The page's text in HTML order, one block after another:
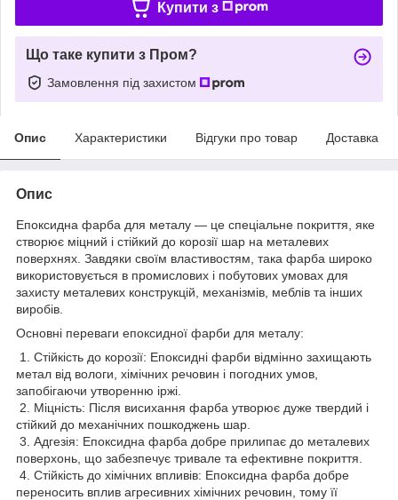
Купити з
Що таке купити з Пром?
Замовлення під захистом
Опис Характеристики Відгуки про товар Доставка
Опис
Епоксидна фарба для металу — це спеціальне покриття, яке
створює міцний і стійкий до корозії шар на металевих
поверхнях. Завдяки своїм властивостям, така фарба широко
використовується в промислових і побутових умовах для
захисту металевих конструкцій, механізмів, меблів та інших
виробів.
Основні переваги епоксидної фарби для металу:
1. Стійкість до корозії: Епоксидні фарби відмінно захищають
метал від вологи, хімічних речовин і погодних умов,
запобігаючи утворенню іржі.
2. Міцність: Після висихання фарба утворює дуже твердий і
стійкий до механічних пошкоджень шар.
3. Адгезія: Епоксидна фарба добре прилипає до металевих
поверхонь, що забезпечує тривале та ефективне покриття.
4. Стійкість до хімічних впливів: Епоксидна фарба добре
переносить вплив агресивних хімічних речовин, тому її